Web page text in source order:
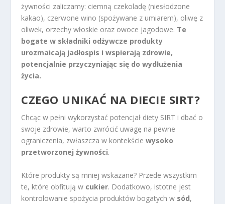
żywności zaliczamy: ciemną czekoladę (niesłodzone
kakao), czerwone wino (spożywane z umiarem), oliwę z
oliwek, orzechy włoskie oraz owoce jagodowe. Te
bogate w składniki odżywcze produkty
urozmaicają jadłospis i wspierają zdrowie,
potencjalnie przyczyniając się do wydłużenia
życia.
CZEGO UNIKAĆ NA DIECIE SIRT?
Chcąc w pełni wykorzystać potencjał diety SIRT i dbać o
swoje zdrowie, warto zwrócić uwagę na pewne
ograniczenia, zwłaszcza w kontekściewysoko
przetworzonej żywności.
Które produkty są mniej wskazane? Przede wszystkim
te, które obfitują w cukier. Dodatkowo, istotne jest
kontrolowanie spożycia produktów bogatych w sód,